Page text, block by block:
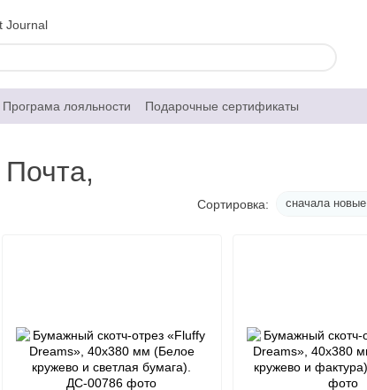
Journal
Програма лояльности
Подарочные сертификаты
Договор публичной оферты
Сортировка: сначала новые